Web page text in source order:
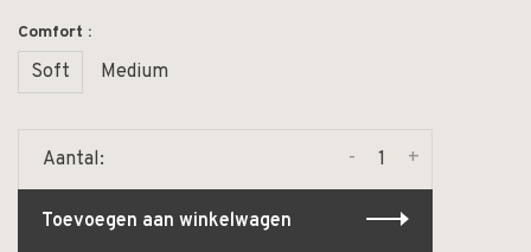
Comfort :
Soft Medium
Aantal: +
-
Toevoegen aan winkelwagen